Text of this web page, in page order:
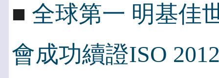
■ 全球第一 明基佳
會成功續證ISO